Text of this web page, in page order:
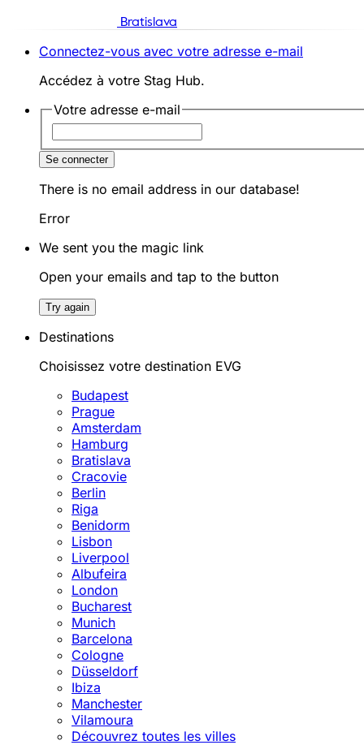
Bratislava
Connectez-vous avec votre adresse e-mail
Accédez à votre Stag Hub.
Votre adresse e-mail
Se connecter
There is no email address in our database!
Error
We sent you the magic link
Open your emails and tap to the button
Try again
Destinations
Choisissez votre destination EVG
Budapest
Prague
Amsterdam
Hamburg
Bratislava
Cracovie
Berlin
Riga
Benidorm
Lisbon
Liverpool
Albufeira
London
Bucharest
Munich
Barcelona
Cologne
Düsseldorf
Ibiza
Manchester
Vilamoura
Découvrez toutes les villes